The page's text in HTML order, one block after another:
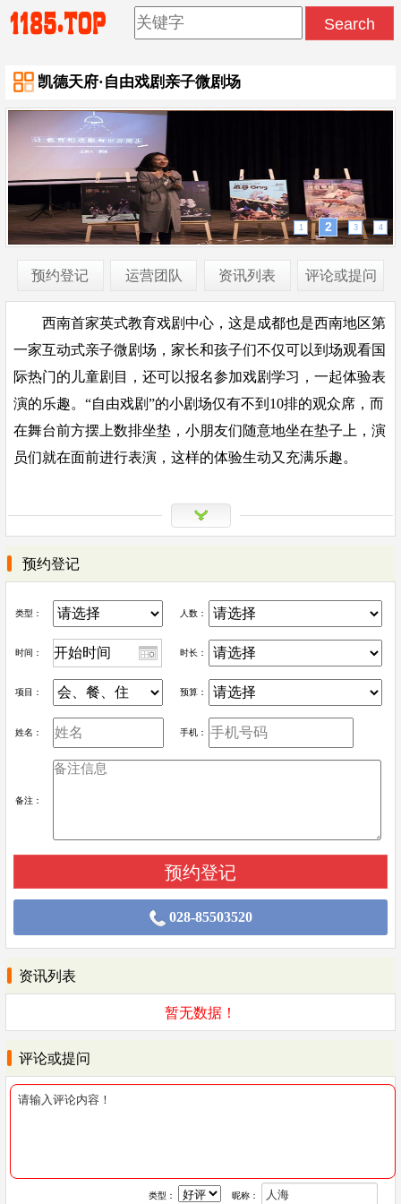
凯德天府·自由戏剧亲子微剧场
1 2 3 4
预约登记 运营团队 资讯列表 评论或提问
西南首家英式教育戏剧中心，这是成都也是西南地区第
一家互动式亲子微剧场，家长和孩子们不仅可以到场观看国
际热门的儿童剧目，还可以报名参加戏剧学习，一起体验表
演的乐趣。“自由戏剧”的小剧场仅有不到10排的观众席，而
在舞台前方摆上数排坐垫，小朋友们随意地坐在垫子上，演
员们就在面前进行表演，这样的体验生动又充满乐趣。
预约登记
类型： 人数：
时间： 时长：
项目： 预算：
姓名： 手机：
备注：
028-85503520
资讯列表
暂无数据！
评论或提问
类型： 昵称：